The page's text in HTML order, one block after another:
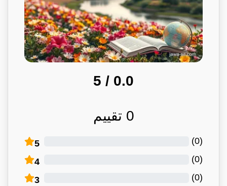
0.0
/ 5
0 تقييم
5 (
0
)
4 (
0
)
3 (
0
)